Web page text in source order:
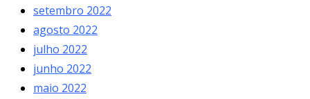
setembro 2022
agosto 2022
julho 2022
junho 2022
maio 2022